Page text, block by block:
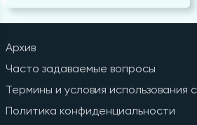
Архив
Часто задаваемые вопросы
Термины и условия использования
Политика конфиденциальности